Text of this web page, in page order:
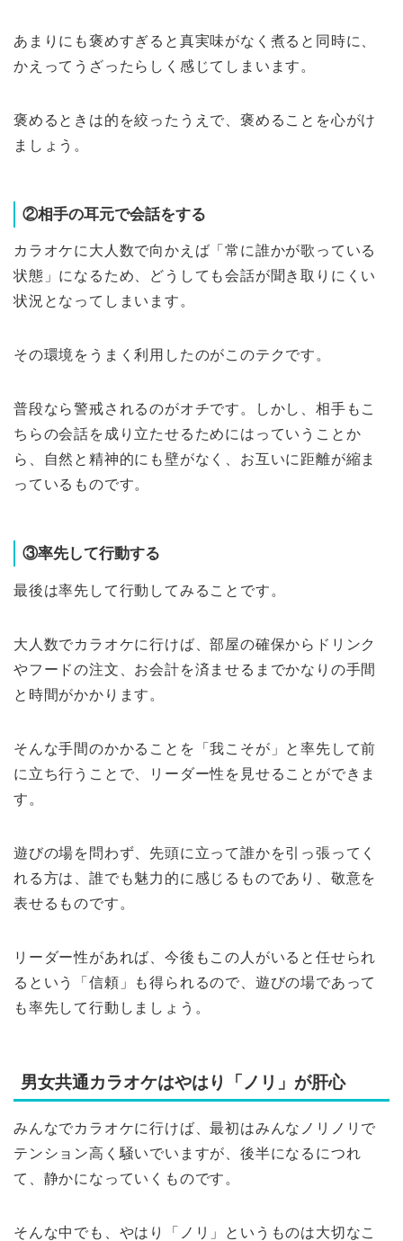
あまりにも褒めすぎると真実味がなく煮ると同時に、
かえってうざったらしく感じてしまいます。
褒めるときは的を絞ったうえで、褒めることを心がけ
ましょう。
②相手の耳元で会話をする
カラオケに大人数で向かえば「常に誰かが歌っている
状態」になるため、どうしても会話が聞き取りにくい
状況となってしまいます。
その環境をうまく利用したのがこのテクです。
普段なら警戒されるのがオチです。しかし、相手もこ
ちらの会話を成り立たせるためにはっていうことか
ら、自然と精神的にも壁がなく、お互いに距離が縮ま
っているものです。
③率先して行動する
最後は率先して行動してみることです。
大人数でカラオケに行けば、部屋の確保からドリンク
やフードの注文、お会計を済ませるまでかなりの手間
と時間がかかります。
そんな手間のかかることを「我こそが」と率先して前
に立ち行うことで、リーダー性を見せることができま
す。
遊びの場を問わず、先頭に立って誰かを引っ張ってく
れる方は、誰でも魅力的に感じるものであり、敬意を
表せるものです。
リーダー性があれば、今後もこの人がいると任せられ
るという「信頼」も得られるので、遊びの場であって
も率先して行動しましょう。
男女共通カラオケはやはり「ノリ」が肝心
みんなでカラオケに行けば、最初はみんなノリノリで
テンション高く騒いでいますが、後半になるにつれ
て、静かになっていくものです。
そんな中でも、やはり「ノリ」というものは大切なこ